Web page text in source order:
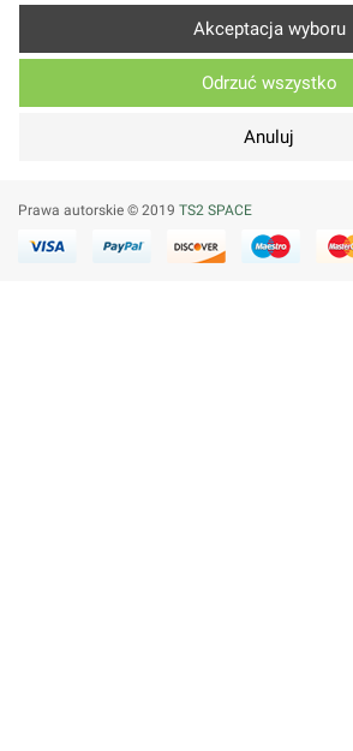
Wydajnościowe pliki cookie
Anuluj
Odrzuć wszystko
Akceptacja wyboru
Prawa autorskie © 2019 TS2 SPACE